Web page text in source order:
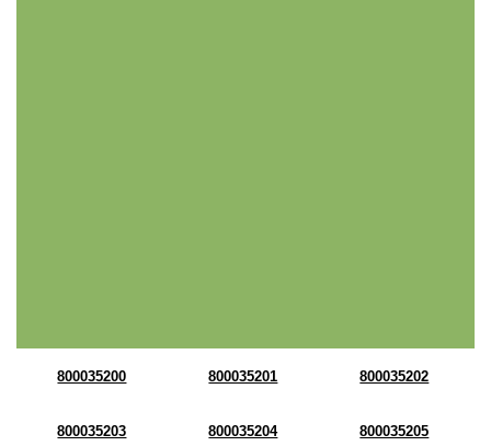
800035200 800035201 800035202
800035203 800035204 800035205